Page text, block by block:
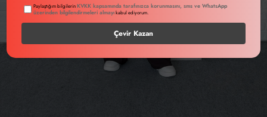
Paylaştığım bilgilerinKVKK kapsamında tarafınızca korunmasını, sms ve WhatsApp
üzerinden bilgilendirmeleri almayıkabul ediyorum.
Çevir Kazan